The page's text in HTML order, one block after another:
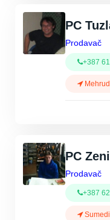
PC
Prodavač
+387
PC
Prodavač
+387